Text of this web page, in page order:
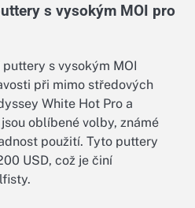
s vysokým MOI pro
s vysokým MOI
při mimo středových
White Hot Pro a
oblíbené volby, známé
použití. Tyto puttery
USD, což je činí